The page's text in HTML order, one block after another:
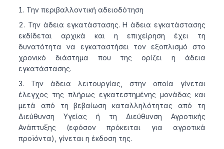
Την περιβαλλοντική αδειοδότηση
Την άδεια εγκατάστασης. Η άδεια εγκατάστασης
εκδίδεται αρχικά και η επιχείρηση έχει τη
δυνατότητα να εγκαταστήσει τον εξοπλισμό στο
χρονικό διάστημα που της ορίζει η άδεια
εγκατάστασης.
Την άδεια λειτουργίας, στην οποία γίνεται
έλεγχος της πλήρως εγκατεστημένης μονάδας και
μετά από τη βεβαίωση καταλληλότητας από τη
Διεύθυνση Υγείας ή τη Διεύθυνση Αγροτικής
Ανάπτυξης (εφόσον πρόκειται για αγροτικά
προϊόντα), γίνεται η έκδοση της.